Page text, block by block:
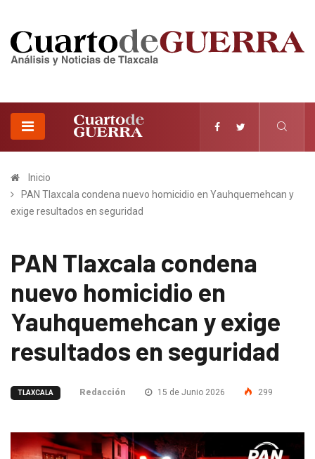
Inicio
PAN Tlaxcala condena nuevo homicidio en Yauhquemehcan y
exige resultados en seguridad
PAN Tlaxcala condena
nuevo homicidio en
Yauhquemehcan y exige
resultados en seguridad
TLAXCALA Redacción 15 de Junio 2026 299